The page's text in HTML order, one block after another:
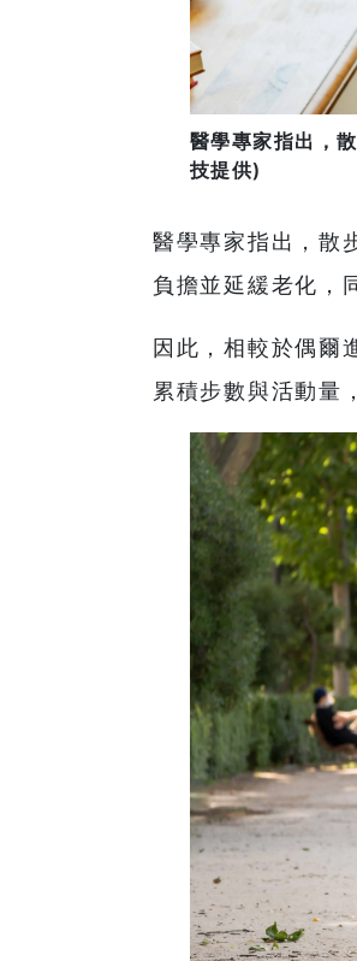
醫學專家指出，
技提供)
醫學專家指出，散
負擔並延緩老化，
因此，相較於偶爾
累積步數與活動量